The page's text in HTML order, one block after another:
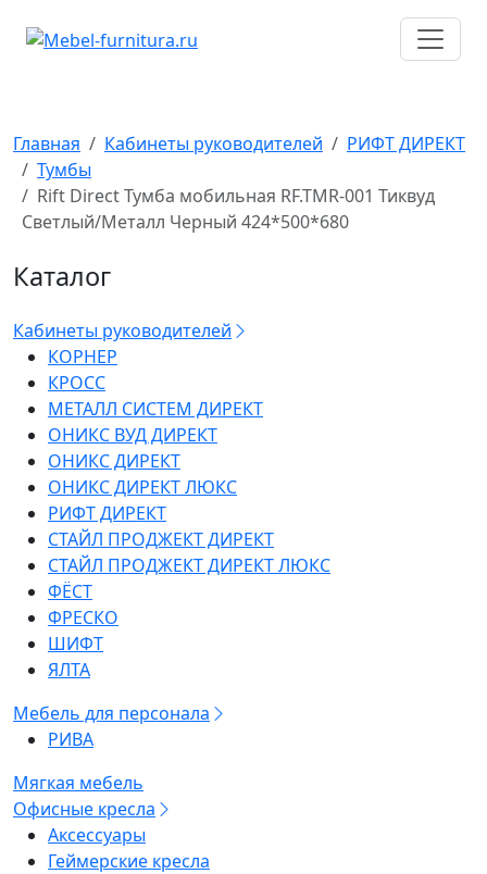
Главная Кабинеты руководителей
РИФТ ДИРЕКТ
Тумбы
Rift Direct Тумба мобильная RF.TMR-001 Тиквуд
Светлый/Металл Черный 424*500*680
Каталог
Кабинеты руководителей
КОРНЕР
КРОСС
МЕТАЛЛ СИСТЕМ ДИРЕКТ
ОНИКС ВУД ДИРЕКТ
ОНИКС ДИРЕКТ
ОНИКС ДИРЕКТ ЛЮКС
РИФТ ДИРЕКТ
СТАЙЛ ПРОДЖЕКТ ДИРЕКТ
СТАЙЛ ПРОДЖЕКТ ДИРЕКТ ЛЮКС
ФЁСТ
ФРЕСКО
ШИФТ
ЯЛТА
Мебель для персонала
РИВА
Мягкая мебель
Офисные кресла
Аксессуары
Геймерские кресла